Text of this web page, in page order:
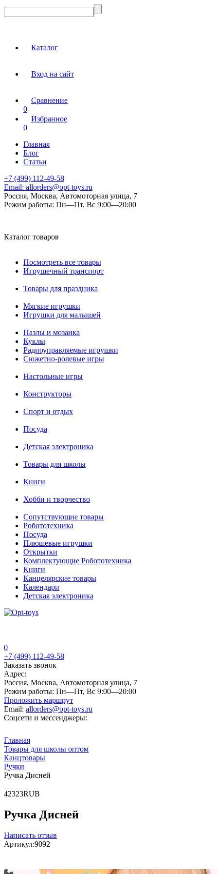
Каталог
Вход на сайт
Сравнение
0
Избранное
0
Главная
Блог
Статьи
+7 (499) 112-49-58
Email: allorders@opt-toys.ru
Россия, Москва, Автомоторная улица, 7
Режим работы: Пн—Пт, Вс 9:00—20:00
Каталог товаров
Посмотреть все товары
Игрушечный транспорт
Товары для праздника
Мягкие игрушки
Игрушки для малышей
Пазлы и мозаика
Куклы
Радиоуправляемые игрушки
Сюжетно-ролевые игры
Настольные игры
Конструкторы
Спорт и отдых
Посуда
Детская электроника
Товары для школы
Книги
Хобби и творчество
Сопутствующие товары
Робототехника
Посуда
Плюшевые игрушки
Открытки
Комплектующие Робототехника
Книги
Канцелярские товары
Календари
Детская электроника
0
+7 (499) 112-49-58
Заказать звонок
Адрес:
Россия, Москва, Автомоторная улица, 7
Режим работы: Пн—Пт, Вс 9:00—20:00
Проложить маршрут
Email: allorders@opt-toys.ru
Соцсети и мессенджеры:
Главная
Товары для школы оптом
Канцтовары
Ручки
Ручка Дисней
42323RUB
Ручка Дисней
Написать отзыв
Артикул:9092